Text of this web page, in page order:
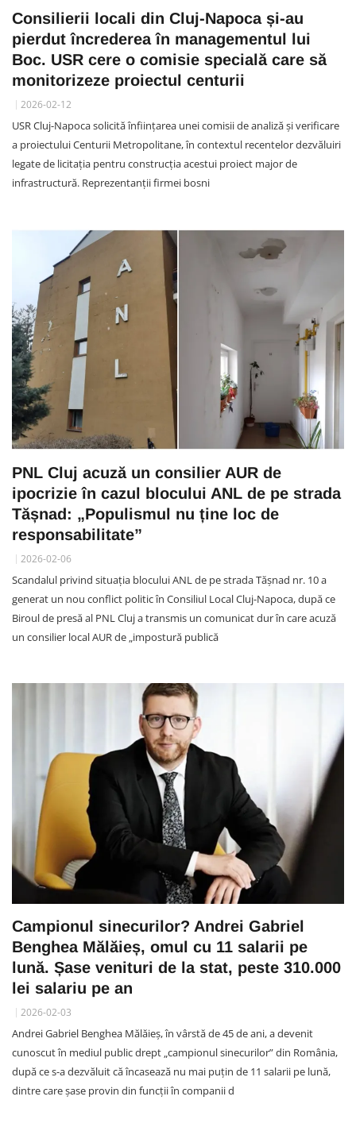
Consilierii locali din Cluj-Napoca și-au
pierdut încrederea în managementul lui
Boc. USR cere o comisie specială care să
monitorizeze proiectul centurii
2026-02-12
USR Cluj-Napoca solicită înființarea unei comisii de analiză și verificare
a proiectului Centurii Metropolitane, în contextul recentelor dezvăluiri
legate de licitația pentru construcția acestui proiect major de
infrastructură. Reprezentanții firmei bosni
PNL Cluj acuză un consilier AUR de
ipocrizie în cazul blocului ANL de pe strada
Tășnad: „Populismul nu ține loc de
responsabilitate”
2026-02-06
Scandalul privind situația blocului ANL de pe strada Tășnad nr. 10 a
generat un nou conflict politic în Consiliul Local Cluj-Napoca, după ce
Biroul de presă al PNL Cluj a transmis un comunicat dur în care acuză
un consilier local AUR de „impostură publică
Campionul sinecurilor? Andrei Gabriel
Benghea Mălăieș, omul cu 11 salarii pe
lună. Șase venituri de la stat, peste 310.000
lei salariu pe an
2026-02-03
Andrei Gabriel Benghea Mălăieș, în vârstă de 45 de ani, a devenit
cunoscut în mediul public drept „campionul sinecurilor” din România,
după ce s-a dezvăluit că încasează nu mai puțin de 11 salarii pe lună,
dintre care șase provin din funcții în companii d